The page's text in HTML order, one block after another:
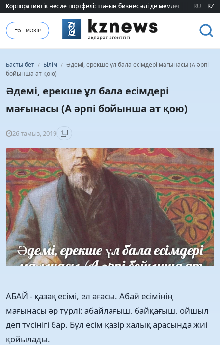
«Борат» бейнесін қолданған бренд басшысы халықтан кешірім сұрады
«Борат» бейнесін қолданған бренд басшысы халықтан кешірім сұрады
RU KZ
МӘЗІР
Басты бет / Білім / Әдемі, ерекше ұл бала есімдері мағынасы (А әрпі
бойынша ат қою)
Әдемі, ерекше ұл бала есімдері
мағынасы (А әрпі бойынша ат қою)
26 тамыз, 2019
АБАЙ - қазақ есімі, ел ағасы. Абай есімінің
мағынасы әр түрлі: абайлағыш, байқағыш, ойшыл
деп түсінігі бар. Бұл есім қазір халық арасында жиі
қойылады.